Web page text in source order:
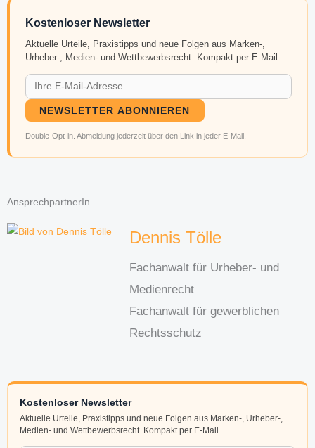
Kostenloser Newsletter
Aktuelle Urteile, Praxistipps und neue Folgen aus Marken-,
Urheber-, Medien- und Wettbewerbsrecht. Kompakt per E-Mail.
NEWSLETTER ABONNIEREN
Double-Opt-in. Abmeldung jederzeit über den Link in jeder E-Mail.
AnsprechpartnerIn
Dennis Tölle
Fachanwalt für Urheber- und
Medienrecht
Fachanwalt für gewerblichen
Rechtsschutz
Kostenloser Newsletter
Aktuelle Urteile, Praxistipps und neue Folgen aus Marken-, Urheber-,
Medien- und Wettbewerbsrecht. Kompakt per E-Mail.